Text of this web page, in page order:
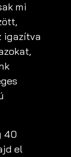
mi
igazítva
40
el